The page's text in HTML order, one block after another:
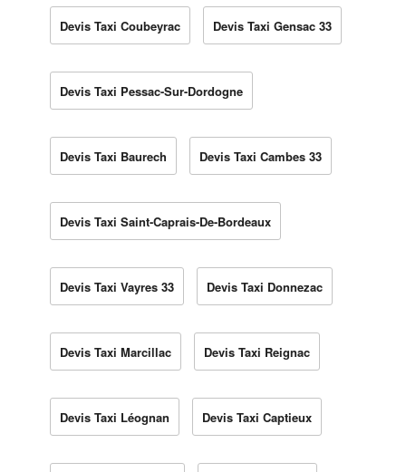
Devis Taxi Coubeyrac Devis Taxi Gensac 33
Devis Taxi Pessac-Sur-Dordogne
Devis Taxi Baurech Devis Taxi Cambes 33
Devis Taxi Saint-Caprais-De-Bordeaux
Devis Taxi Vayres 33 Devis Taxi Donnezac
Devis Taxi Marcillac Devis Taxi Reignac
Devis Taxi Léognan Devis Taxi Captieux